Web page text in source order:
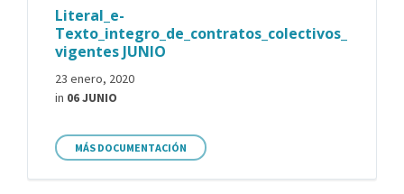
Literal_e-
Texto_integro_de_contratos_colectivos_
vigentes JUNIO
23 enero, 2020
in 06 JUNIO
MÁS DOCUMENTACIÓN